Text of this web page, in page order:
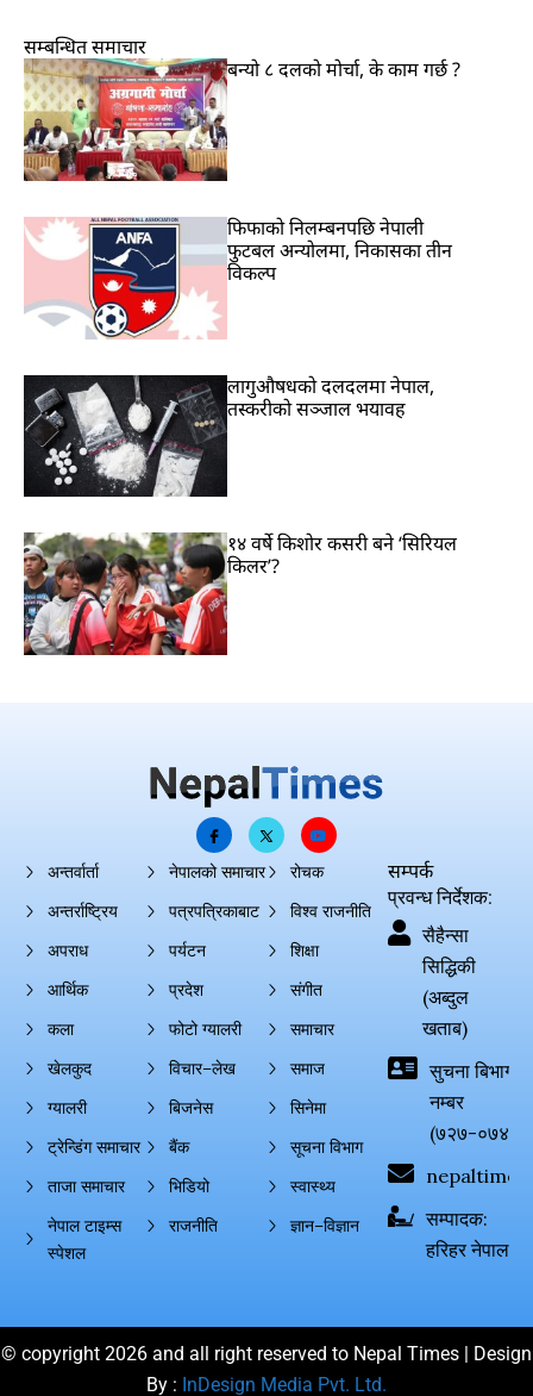
सम्बन्धित समाचार
बन्यो ८ दलको मोर्चा, के काम गर्छ ?
फिफाको निलम्बनपछि नेपाली
फुटबल अन्योलमा, निकासका तीन
विकल्प
लागुऔषधको दलदलमा नेपाल,
तस्करीको सञ्जाल भयावह
१४ वर्षे किशोर कसरी बने ‘सिरियल
किलर’?
अन्तर्वार्ता
अन्तर्राष्ट्रिय
अपराध
आर्थिक
कला
खेलकुद
ग्यालरी
ट्रेन्डिंग समाचार
ताजा समाचार
नेपाल टाइम्स
स्पेशल
नेपालको समाचार
पत्रपत्रिकाबाट
पर्यटन
प्रदेश
फोटो ग्यालरी
विचार–लेख
बिजनेस
बैंक
भिडियो
राजनीति
रोचक
विश्व राजनीति
शिक्षा
संगीत
समाचार
समाज
सिनेमा
सूचना विभाग
स्वास्थ्य
ज्ञान–विज्ञान
सम्पर्क
प्रवन्ध निर्देशक:
सैहैन्सा
सिद्धिकी
(अब्दुल
खताब)
सुचना बिभाग
नम्बर
(७२७-०७४-
सम्पादक:
हरिहर नेपाल
© copyright 2026 and all right reserved to Nepal Times | Design
By : InDesign Media Pvt. Ltd.